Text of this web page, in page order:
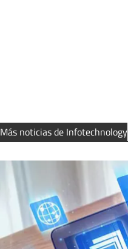
Más noticias de Infotechnology